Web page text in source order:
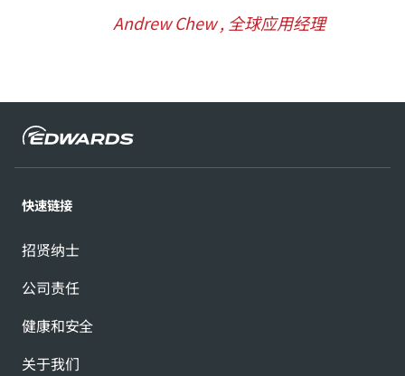
Andrew Chew , 全球应用经理
快速链接
招贤纳士
公司责任
健康和安全
关于我们